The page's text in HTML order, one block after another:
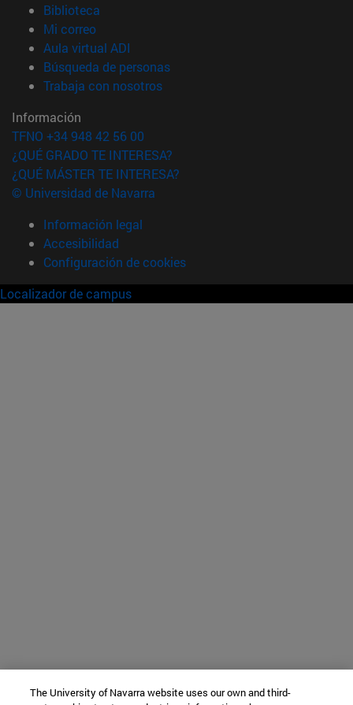
Biblioteca
Mi correo(abre en nueva ventana)
Aula virtual ADI
Búsqueda de personas(abre en nueva ventana)
Trabaja con nosotros(abre en nueva ventana)
Información
TFNO +34 948 42 56 00
¿QUÉ GRADO TE INTERESA?
¿QUÉ MÁSTER TE INTERESA?
© Universidad de Navarra
Información legal
Accesibilidad
Configuración de cookies
Localizador de campus
The University of Navarra website uses our own and third-